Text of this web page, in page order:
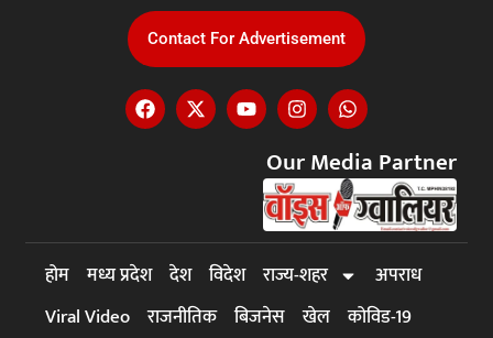
Contact For Advertisement
Our Media Partner
होम मध्य प्रदेश देश विदेश राज्य-शहर
अपराध
Viral Video राजनीतिक बिजनेस खेल कोविड-19